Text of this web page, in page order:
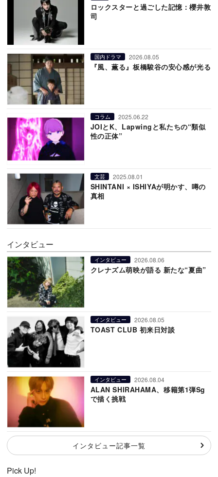
ロックスターと過ごした記憶：櫻井敦
司
国内ドラマ 2026.08.05
『風、薫る』板橋駿谷の安心感が光る
コラム 2025.06.22
JOIとK、Lapwingと私たちの“類似
性の正体”
文芸 2025.08.01
SHINTANI × ISHIYAが明かす、噂の
真相
インタビュー
インタビュー 2026.08.06
クレナズム萌映が語る 新たな“夏曲”
インタビュー 2026.08.05
TOAST CLUB 初来日対談
インタビュー 2026.08.04
ALAN SHIRAHAMA、移籍第1弾Sg
で描く挑戦
インタビュー記事一覧
Pick Up!